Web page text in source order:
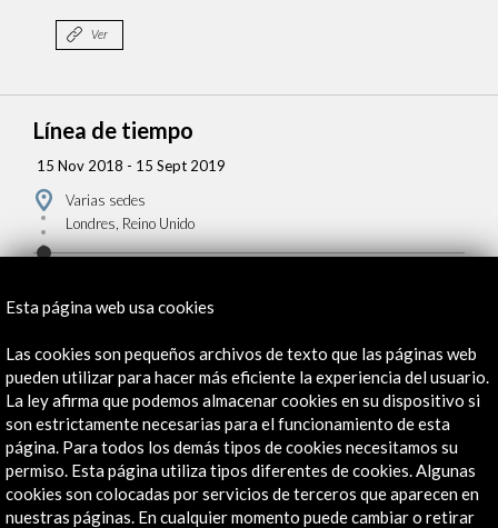
Ver
Línea de tiempo
15 Nov 2018 - 15 Sept 2019
Varias sedes
Londres, Reino Unido
Recibe las últimas NOVEDADES
Suscríbete a nuestro boletín digital Ver último boletín
Esta página web usa cookies
Las cookies son pequeños archivos de texto que las páginas web
pueden utilizar para hacer más eficiente la experiencia del usuario.
La ley afirma que podemos almacenar cookies en su dispositivo si
son estrictamente necesarias para el funcionamiento de esta
página. Para todos los demás tipos de cookies necesitamos su
permiso. Esta página utiliza tipos diferentes de cookies. Algunas
cookies son colocadas por servicios de terceros que aparecen en
nuestras páginas. En cualquier momento puede cambiar o retirar